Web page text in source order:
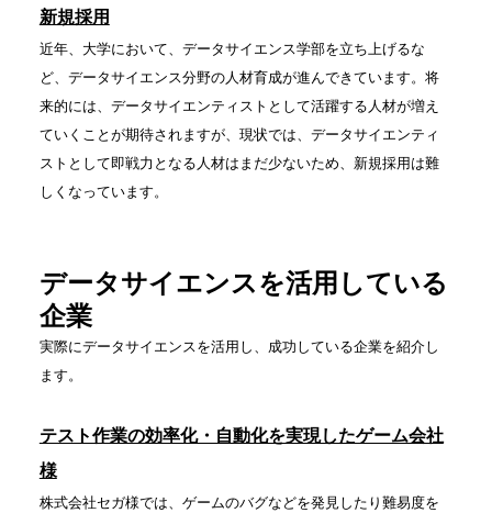
新規採用
近年、大学において、データサイエンス学部を立ち上げるな
ど、データサイエンス分野の人材育成が進んできています。将
来的には、データサイエンティストとして活躍する人材が増え
ていくことが期待されますが、現状では、データサイエンティ
ストとして即戦力となる人材はまだ少ないため、新規採用は難
しくなっています。
データサイエンスを活用している
企業
実際にデータサイエンスを活用し、成功している企業を紹介し
ます。
テスト作業の効率化・自動化を実現したゲーム会社
様
株式会社セガ様では、ゲームのバグなどを発見したり難易度を